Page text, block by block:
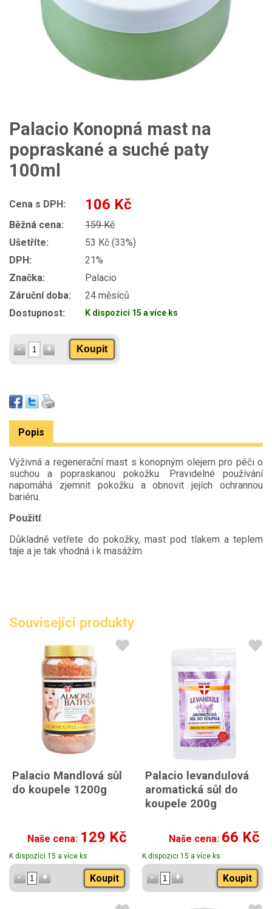
Palacio Konopná mast na
popraskané a suché paty
100ml
Cena s DPH: 106 Kč
Běžná cena:
159 Kč
Ušetříte:
53 Kč (33%)
DPH:
21%
Značka:
Palacio
Záruční doba:
24 měsíců
Dostupnost:
K dispozici 15 a více ks
Koupit
Popis
Výživná a regenerační mast s konopným olejem pro péči o
suchou a popraskanou pokožku. Pravidelné používání
napomáhá zjemnit pokožku a obnovit jejích ochrannou
bariéru.
Použití:
Důkladně vetřete do pokožky, mast pod tlakem a teplem
taje a je tak vhodná i k masážím
Související produkty
Palacio Mandlová sůl
do koupele 1200g
Naše cena: 129 Kč
K dispozici 15 a více ks
Koupit
Palacio levandulová
aromatická sůl do
koupele 200g
Naše cena: 66 Kč
K dispozici 15 a více ks
Koupit